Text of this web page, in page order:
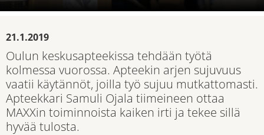
21.1.2019
Oulun keskusapteekissa tehdään työtä
kolmessa vuorossa. Apteekin arjen sujuvuus
vaatii käytännöt, joilla työ sujuu mutkattomasti.
Apteekkari Samuli Ojala tiimeineen ottaa
MAXXin toiminnoista kaiken irti ja tekee sillä
hyvää tulosta.